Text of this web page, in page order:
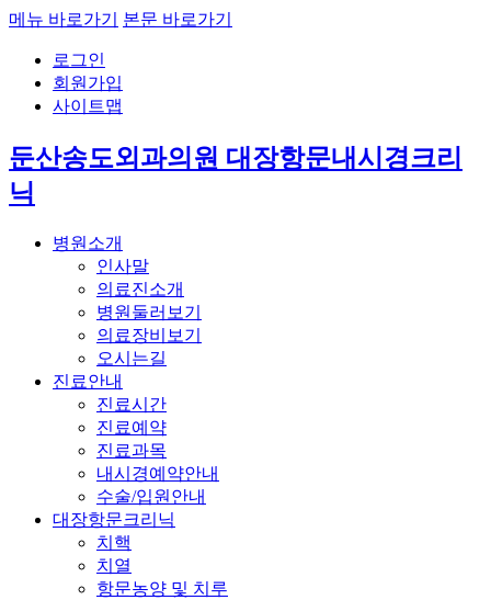
메뉴 바로가기 본문 바로가기
로그인
회원가입
사이트맵
둔산송도외과의원 대장항문내시경크리
닉
병원소개
인사말
의료진소개
병원둘러보기
의료장비보기
오시는길
진료안내
진료시간
진료예약
진료과목
내시경예약안내
수술/입원안내
대장항문크리닉
치핵
치열
항문농양 및 치루